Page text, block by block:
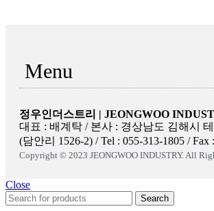
Menu
정우인더스트리 | JEONGWOO
대표 : 배계탁 / 본사 : 경상남도 김해시
(담안리 1526-2) / Tel : 055-313-1805 / Fax
Copyright © 2023 JEONGWOO INDUSTRY. All
Close
Search